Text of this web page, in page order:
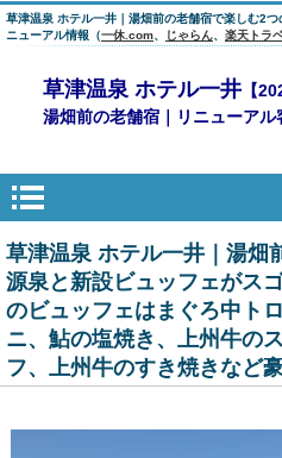
草津温泉 ホテル一井｜湯畑前の老舗宿で楽しむ2
ニューアル情報（一休.com、 じゃらん、 楽天トラ
草津温泉 ホテル一井 【
湯畑前の老舗宿｜リニューア
草津温泉 ホテル一井｜湯畑
源泉と新設ビュッフェがス
のビュッフェはまぐろ中ト
ニ、鮎の塩焼き、上州牛の
フ、上州牛のすき焼きなど